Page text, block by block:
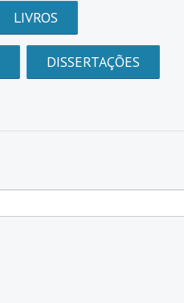
LIVROS
DISSERTAÇÕES